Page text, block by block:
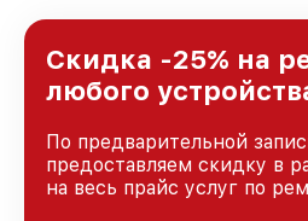
Краснодаре, постоянно
доверия и лояльности
Скидка -25% на
любого
По предварительной
предоставляем скидку в
на весь прайс услуг по